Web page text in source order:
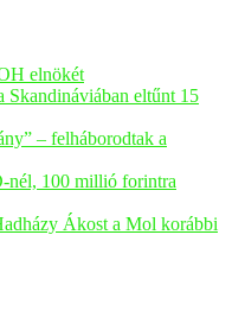
elnökét
Skandináviában eltűnt 15
– felháborodtak a
nél, 100 millió forintra
Ákost a Mol korábbi